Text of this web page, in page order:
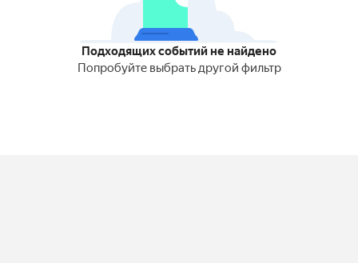
Подходящих событий не найдено
Попробуйте выбрать другой фильтр